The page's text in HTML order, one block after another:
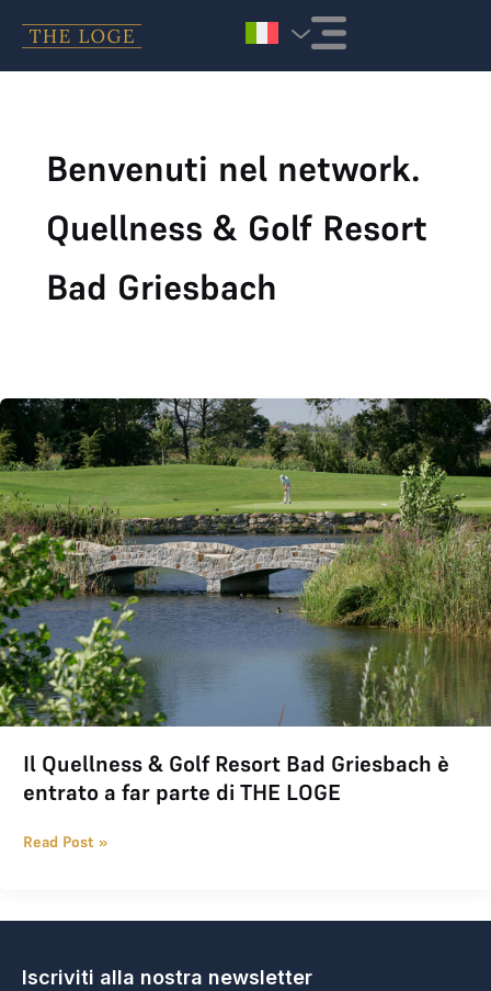
Benvenuti nel network.
Quellness & Golf Resort
Bad Griesbach
Il Quellness & Golf Resort Bad Griesbach è
entrato a far parte di THE LOGE
Il Quellness & Golf Resort Bad Griesbach è entrato a far parte di
Read Post »
Iscriviti alla nostra newsletter